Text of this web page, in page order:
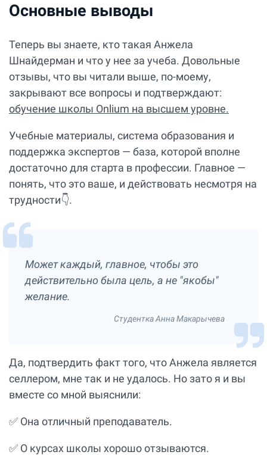
Основные выводы
Теперь вы знаете, кто такая Анжела
Шнайдерман и что у нее за учеба. Довольные
отзывы, что вы читали выше, по-моему,
закрывают все вопросы и подтверждают:
обучение школы Onlium на высшем уровне.
Учебные материалы, система образования и
поддержка экспертов — база, которой вполне
достаточно для старта в профессии. Главное —
понять, что это ваше, и действовать несмотря на
трудности👇.
Может каждый, главное, чтобы это
действительно была цель, а не "якобы"
желание.
Студентка Анна Макарычева
Да, подтвердить факт того, что Анжела является
селлером, мне так и не удалось. Но зато я и вы
вместе со мной выяснили:
✅ Она отличный преподаватель.
✅ О курсах школы хорошо отзываются.